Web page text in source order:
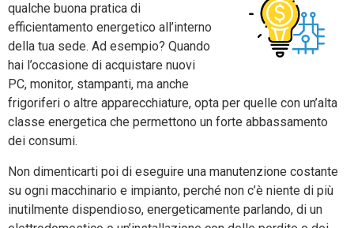
qualche buona pratica di
efficientamento energetico all’interno
della tua sede. Ad esempio? Quando
hai l’occasione di acquistare nuovi
PC, monitor, stampanti, ma anche
frigoriferi o altre apparecchiature, opta per quelle con un’alta
classe energetica che permettono un forte abbassamento
dei consumi.
Non dimenticarti poi di eseguire una manutenzione costante
su ogni macchinario e impianto, perché non c’è niente di più
inutilmente dispendioso, energeticamente parlando, di un